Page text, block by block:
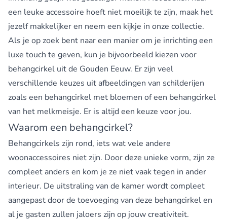
een leuke accessoire hoeft niet moeilijk te zijn, maak het
jezelf makkelijker en neem een kijkje in onze collectie.
Als je op zoek bent naar een manier om je inrichting een
luxe touch te geven, kun je bijvoorbeeld kiezen voor
behangcirkel uit de Gouden Eeuw. Er zijn veel
verschillende keuzes uit afbeeldingen van schilderijen
zoals een behangcirkel met bloemen of een behangcirkel
van het melkmeisje. Er is altijd een keuze voor jou.
Waarom een behangcirkel?
Behangcirkels zijn rond, iets wat vele andere
woonaccessoires niet zijn. Door deze unieke vorm, zijn ze
compleet anders en kom je ze niet vaak tegen in ander
interieur. De uitstraling van de kamer wordt compleet
aangepast door de toevoeging van deze behangcirkel en
al je gasten zullen jaloers zijn op jouw creativiteit.